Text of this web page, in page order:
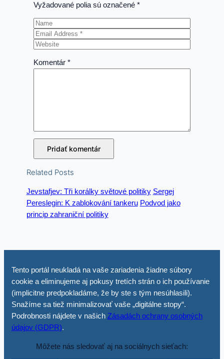
Vyžadované polia sú označené*
Komentár*
Related Posts
Jevstafjev: Tři korálky světové politiky Sergej
Pereslegin: K zablokování tankeru Podvod jako
princip zahraniční politiky
Tento portál neukladá na vaše zariadenia žiadne súbory
cookie a eliminujeme aj pokusy tretích strán o ich používanie
(implicitne predpokladáme, že by ste s tým nesúhlasili).
Snažíme sa tiež minimalizovať vaše „digitálne stopy“.
Podrobnosti nájdete v našich Zásadách ochrany osobných
údajov (GDPR).
Môžete nás sledovať aj na sociálnych sieťach: